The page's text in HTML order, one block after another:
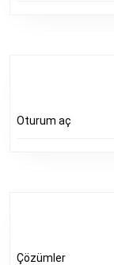
Oturum aç
Çözümler